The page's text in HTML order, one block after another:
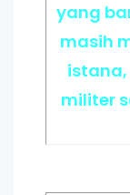
yang
masih
militer